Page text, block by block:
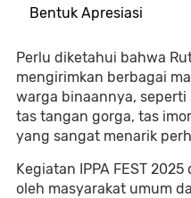
Bentuk Apresiasi
Perlu diketahui bahwa
mengirimkan berbagai
warga binaannya,
tas tangan gorga, tas
yang sangat menarik
Kegiatan IPPA FEST
oleh masyarakat umum